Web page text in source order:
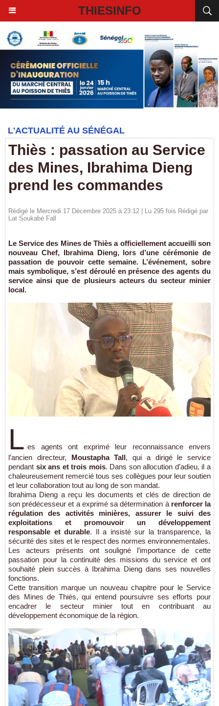
THIESINFO
L'ACTUALITÉ AU SÉNÉGAL
Thiès : passation au Service
des Mines, Ibrahima Dieng
prend les commandes
Rédigé le Mercredi 17 Décembre 2025 à 23:12 | Lu 295 fois Rédigé par
Lat Soukabé Fall
Le Service des Mines de Thiès a officiellement accueilli son
nouveau Chef, Ibrahima Dieng, lors d’une cérémonie de
passation de pouvoir cette semaine. L’événement, sobre
mais symbolique, s’est déroulé en présence des agents du
service ainsi que de plusieurs acteurs du secteur minier
local.
L es agents ont exprimé leur reconnaissance envers
l’ancien directeur, Moustapha Tall, qui a dirigé le service
pendant six ans et trois mois. Dans son allocution d’adieu, il a
chaleureusement remercié tous ses collègues pour leur soutien
et leur collaboration tout au long de son mandat.
Ibrahima Dieng a reçu les documents et clés de direction de
son prédécesseur et a exprimé sa détermination à renforcer la
régulation des activités minières, assurer le suivi des
exploitations et promouvoir un développement
responsable et durable. Il a insisté sur la transparence, la
sécurité des sites et le respect des normes environnementales.
Les acteurs présents ont souligné l’importance de cette
passation pour la continuité des missions du service et ont
souhaité plein succès à Ibrahima Dieng dans ses nouvelles
fonctions.
Cette transition marque un nouveau chapitre pour le Service
des Mines de Thiès, qui entend poursuivre ses efforts pour
encadrer le secteur minier tout en contribuant au
développement économique de la région.